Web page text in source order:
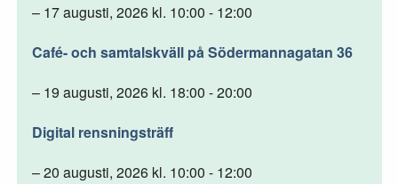
– 17 augusti, 2026 kl. 10:00 - 12:00
Café- och samtalskväll på Södermannagatan 36
– 19 augusti, 2026 kl. 18:00 - 20:00
Digital rensningsträff
– 20 augusti, 2026 kl. 10:00 - 12:00